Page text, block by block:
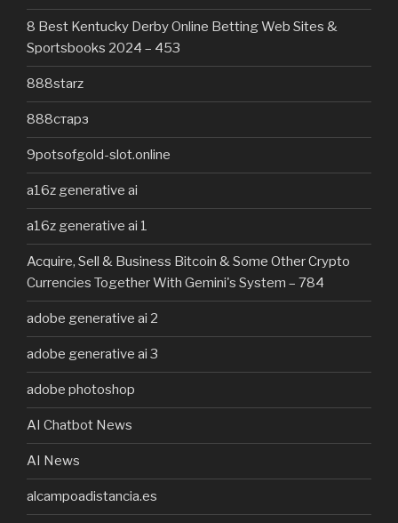
8 Best Kentucky Derby Online Betting Web Sites &
Sportsbooks 2024 – 453
888starz
888старз
9potsofgold-slot.online
a16z generative ai
a16z generative ai 1
Acquire, Sell & Business Bitcoin & Some Other Crypto
Currencies Together With Gemini's System – 784
adobe generative ai 2
adobe generative ai 3
adobe photoshop
AI Chatbot News
AI News
alcampoadistancia.es